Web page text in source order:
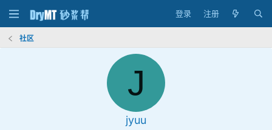
登录 注册
社区
J
jyuu